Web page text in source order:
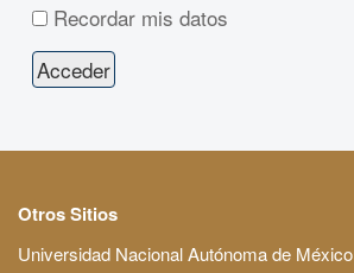
Recordar mis datos
Otros Sitios
Universidad Nacional Autónoma de México